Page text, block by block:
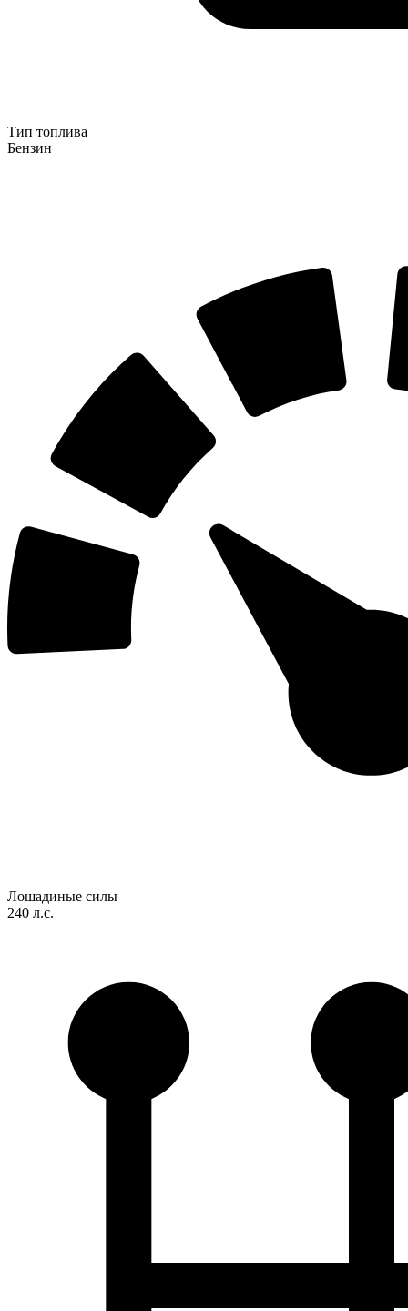
Тип топлива
Бензин
Лошадиные силы
240 л.с.